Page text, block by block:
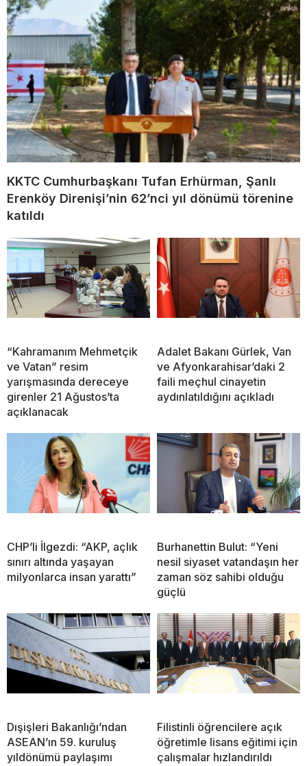
KKTC Cumhurbaşkanı Tufan Erhürman, Şanlı
Erenköy Direnişi’nin 62’nci yıl dönümü törenine
katıldı
“Kahramanım Mehmetçik
ve Vatan” resim
yarışmasında dereceye
girenler 21 Ağustos’ta
açıklanacak
Adalet Bakanı Gürlek, Van
ve Afyonkarahisar’daki 2
faili meçhul cinayetin
aydınlatıldığını açıkladı
CHP’li İlgezdi: “AKP, açlık
sınırı altında yaşayan
milyonlarca insan yarattı”
Burhanettin Bulut: “Yeni
nesil siyaset vatandaşın her
zaman söz sahibi olduğu
güçlü
Dışişleri Bakanlığı’ndan
ASEAN’ın 59. kuruluş
yıldönümü paylaşımı
Filistinli öğrencilere açık
öğretimle lisans eğitimi için
çalışmalar hızlandırıldı